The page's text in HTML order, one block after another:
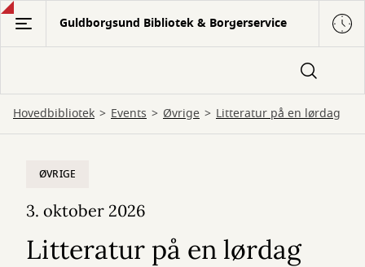
Gå
hovedindhold
Guldborgsund Bibliotek & Borgerservice
Hovedbibliotek Events Øvrige Litteratur på en lørdag
ØVRIGE
3. oktober 2026
Litteratur på en lørdag